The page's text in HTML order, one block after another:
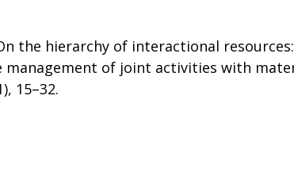
the hierarchy of interactional resources:
management of joint activities with
15–32.